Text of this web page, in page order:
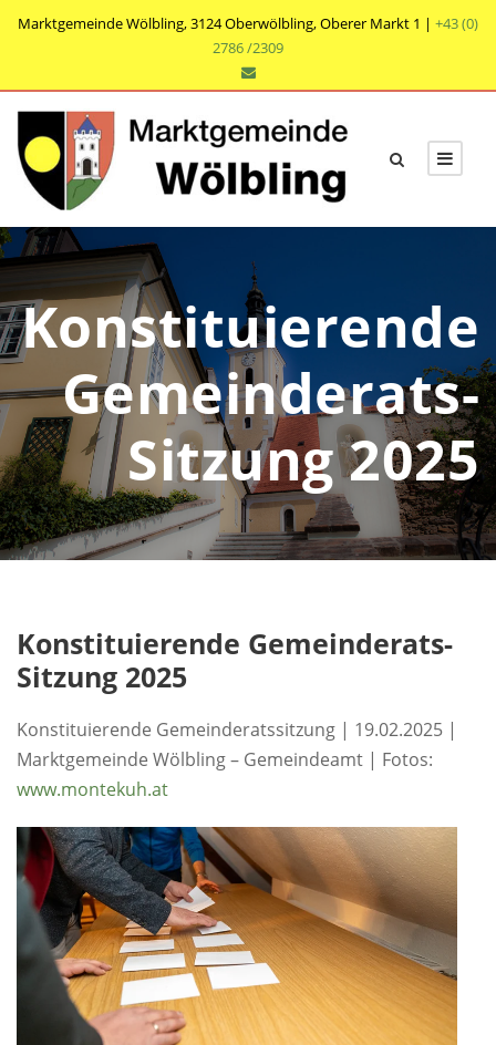
Marktgemeinde Wölbling, 3124 Oberwölbling, Oberer Markt 1 | +43 (0)
2786 /2309
Konstituierende
Gemeinderats-
Sitzung 2025
Konstituierende Gemeinderats-
Sitzung 2025
Konstituierende Gemeinderatssitzung | 19.02.2025 |
Marktgemeinde Wölbling – Gemeindeamt | Fotos:
www.montekuh.at